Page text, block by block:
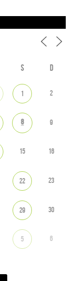
S D
1 2
8 9
15 16
22 23
29 30
5 6